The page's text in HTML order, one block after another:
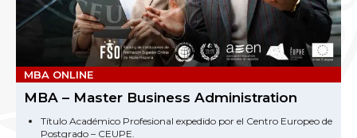
MBA ONLINE
MBA – Master Business Administration
Título Académico Profesional expedido por el Centro Europeo de
Postgrado – CEUPE.